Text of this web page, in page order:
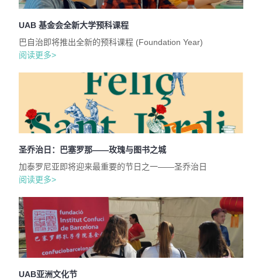
UAB 基金会全新大学预科课程
巴自治即将推出全新的预科课程 (Foundation Year)
阅读更多>
圣乔治日：巴塞罗那——玫瑰与图书之城
加泰罗尼亚即将迎来最重要的节日之一——圣乔治日
阅读更多>
UAB亚洲文化节